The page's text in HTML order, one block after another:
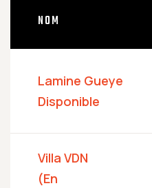
NOM
Lamine Gueye
Disponible
Villa VDN
(En